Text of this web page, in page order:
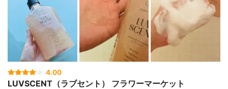
4.00
LUVSCENT（ラブセント） フラワーマーケット